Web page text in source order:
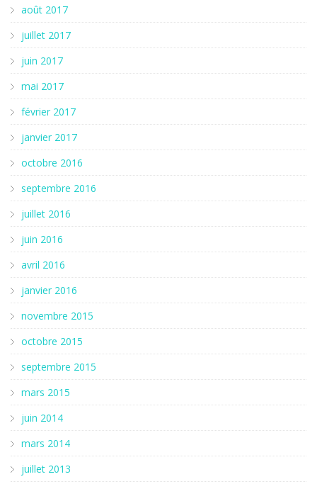
août 2017
juillet 2017
juin 2017
mai 2017
février 2017
janvier 2017
octobre 2016
septembre 2016
juillet 2016
juin 2016
avril 2016
janvier 2016
novembre 2015
octobre 2015
septembre 2015
mars 2015
juin 2014
mars 2014
juillet 2013